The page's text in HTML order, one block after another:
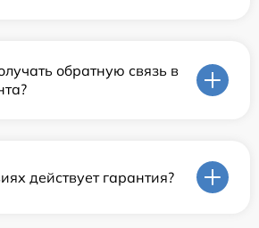
обратную связь в
действует гарантия?